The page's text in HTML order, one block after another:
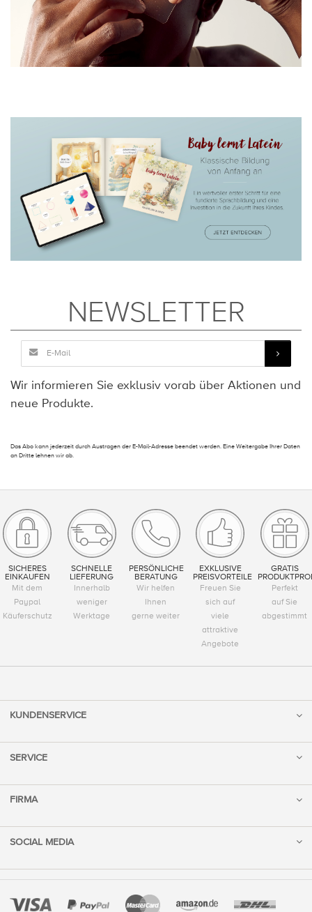
NEWSLETTER
Wir informieren Sie exklusiv vorab über Aktionen und
neue Produkte.
Das Abo kann jederzeit durch Austragen der E-Mail-Adresse beendet werden. Eine Weitergabe Ihrer Daten
an Dritte lehnen wir ab.
SICHERES
EINKAUFEN
Mit dem
Paypal
Käuferschutz
SCHNELLE
LIEFERUNG
Innerhalb
weniger
Werktage
PERSÖNLICHE
BERATUNG
Wir helfen
Ihnen
gerne weiter
EXKLUSIVE
PREISVORTEILE
Freuen Sie
sich auf
viele
attraktive
Angebote
GRATIS
Perfekt
auf Sie
abgestimmt
KUNDENSERVICE
SERVICE
FIRMA
SOCIAL MEDIA